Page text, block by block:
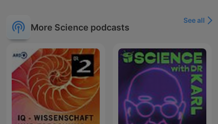
More Science podcasts
See all